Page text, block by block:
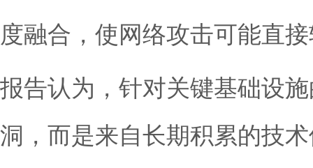
度融合，使网络攻击可能直
报告认为，针对关键基础设
洞，而是来自长期积累的技